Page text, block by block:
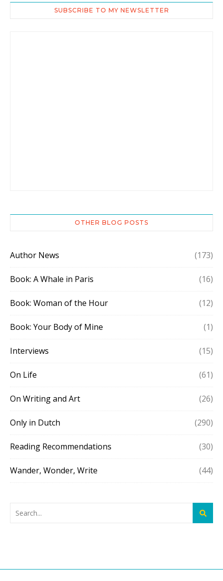
SUBSCRIBE TO MY NEWSLETTER
OTHER BLOG POSTS
Author News (173)
Book: A Whale in Paris (16)
Book: Woman of the Hour (12)
Book: Your Body of Mine (1)
Interviews (15)
On Life (61)
On Writing and Art (26)
Only in Dutch (290)
Reading Recommendations (30)
Wander, Wonder, Write (44)